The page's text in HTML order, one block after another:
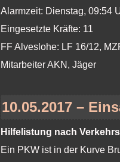
Alarmzeit: Dienstag, 09:54
Eingesetzte Kräfte: 11
FF Alveslohe: LF 16/12,
Mitarbeiter AKN, Jäger
10.05.2017 –
Hilfelistung nach
Ein PKW ist in der Kurve